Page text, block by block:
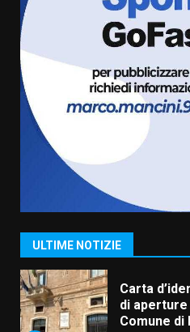
ULTIME NOTIZIE
dal
5 Agosto
Truffatori
frazioni
5 Agosto
1
Fasanese
da fuoco
6 Agosto
Carta
di
Comune di